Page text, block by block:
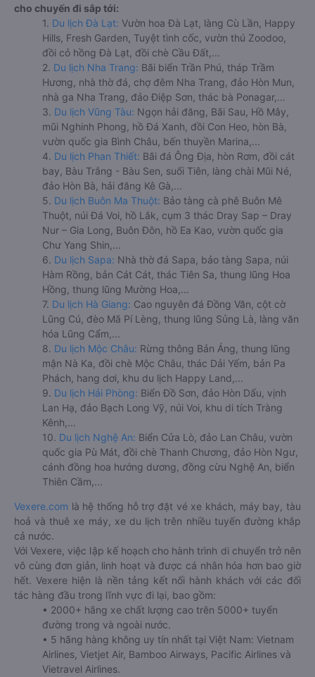
cho chuyến đi sắp tới:
1. Du lịch Đà Lạt: Vườn hoa Đà Lạt, làng Cù Lần, Happy
Hills, Fresh Garden, Tuyệt tình cốc, vườn thú Zoodoo,
đồi cỏ hồng Đà Lạt, đồi chè Cầu Đất,...
2. Du lịch Nha Trang: Bãi biển Trần Phú, tháp Trầm
Hương, nhà thờ đá, chợ đêm Nha Trang, đảo Hòn Mun,
nhà ga Nha Trang, đảo Điệp Sơn, thác bà Ponagar,...
3. Du lịch Vũng Tàu: Ngọn hải đăng, Bãi Sau, Hồ Mây,
mũi Nghinh Phong, hồ Đá Xanh, đồi Con Heo, hòn Bà,
vườn quốc gia Bình Châu, bến thuyền Marina,...
4. Du lịch Phan Thiết: Bãi đá Ông Địa, hòn Rơm, đồi cát
bay, Bàu Trắng - Bàu Sen, suối Tiên, làng chài Mũi Né,
đảo Hòn Bà, hải đăng Kê Gà,...
5. Du lịch Buôn Ma Thuột: Bảo tàng cà phê Buôn Mê
Thuột, núi Đá Voi, hồ Lắk, cụm 3 thác Dray Sap – Dray
Nur – Gia Long, Buôn Đôn, hồ Ea Kao, vườn quốc gia
Chư Yang Shin,...
6. Du lịch Sapa: Nhà thờ đá Sapa, bảo tàng Sapa, núi
Hàm Rồng, bản Cát Cát, thác Tiên Sa, thung lũng Hoa
Hồng, thung lũng Mường Hoa,...
7. Du lịch Hà Giang: Cao nguyên đá Đồng Văn, cột cờ
Lũng Cú, đèo Mã Pí Lèng, thung lũng Sủng Là, làng văn
hóa Lũng Cẩm,...
8. Du lịch Mộc Châu: Rừng thông Bản Áng, thung lũng
mận Nà Ka, đồi chè Mộc Châu, thác Dải Yếm, bản Pa
Phách, hang dơi, khu du lịch Happy Land,...
9. Du lịch Hải Phòng: Biển Đồ Sơn, đảo Hòn Dấu, vịnh
Lan Hạ, đảo Bạch Long Vỹ, núi Voi, khu di tích Tràng
Kênh,...
10. Du lịch Nghệ An: Biển Cửa Lò, đảo Lan Châu, vườn
quốc gia Pù Mát, đồi chè Thanh Chương, đảo Hòn Ngư,
cánh đồng hoa hướng dương, đồng cừu Nghệ An, biển
Thiên Cầm,...
Vexere.com là hệ thống hỗ trợ đặt vé xe khách, máy bay, tàu
hoả và thuê xe máy, xe du lịch trên nhiều tuyến đường khắp
cả nước.
Với Vexere, việc lập kế hoạch cho hành trình di chuyển trở nên
vô cùng đơn giản, linh hoạt và được cá nhân hóa hơn bao giờ
hết. Vexere hiện là nền tảng kết nối hành khách với các đối
tác hàng đầu trong lĩnh vực đi lại, bao gồm:
• 2000+ hãng xe chất lượng cao trên 5000+ tuyến
đường trong và ngoài nước.
• 5 hãng hàng không uy tín nhất tại Việt Nam: Vietnam
Airlines, Vietjet Air, Bamboo Airways, Pacific Airlines và
Vietravel Airlines.